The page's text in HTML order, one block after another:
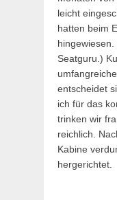
leicht
hatten beim
Seatguru.)
entscheidet
ich für das
trinken wir
reichlich.
Kabine
hergerichtet.